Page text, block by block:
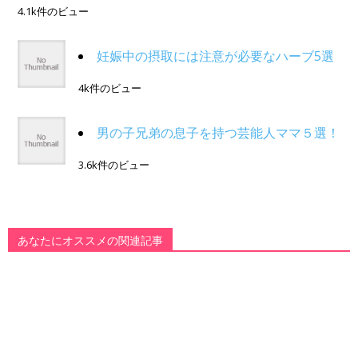
4.1k件のビュー
妊娠中の摂取には注意が必要なハーブ5選
4k件のビュー
男の子兄弟の息子を持つ芸能人ママ５選！
3.6k件のビュー
あなたにオススメの関連記事